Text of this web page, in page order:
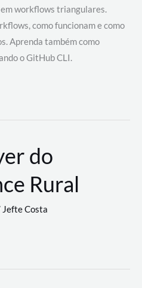
workflows triangulares.
como funcionam e como
Aprenda também como
o GitHub CLI.
do
Rural
Jefte Costa